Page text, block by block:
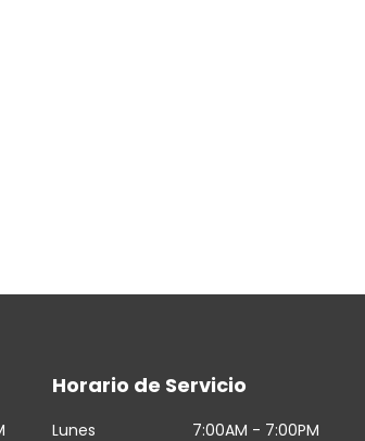
Horario de Servicio
Lunes 7:00AM - 7:00PM